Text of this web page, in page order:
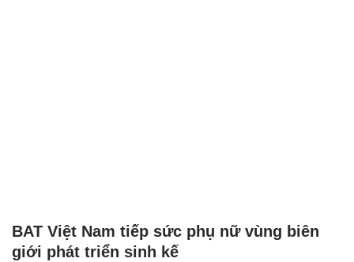
BAT Việt Nam tiếp sức phụ nữ vùng biên
giới phát triển sinh kế